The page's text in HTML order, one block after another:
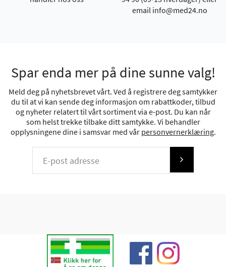
email info@med24.no
Spar enda mer på dine sunne valg!
Meld deg på nyhetsbrevet vårt. Ved å registrere deg samtykker
du til at vi kan sende deg informasjon om rabattkoder, tilbud
og nyheter relatert til vårt sortiment via e-post. Du kan når
som helst trekke tilbake ditt samtykke. Vi behandler
opplysningene dine i samsvar med vår personvernerklæring.